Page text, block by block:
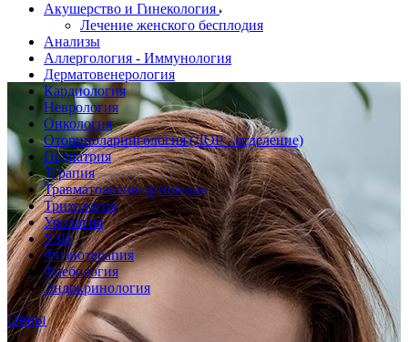
Акушерство и Гинекология
Лечение женского бесплодия
Анализы
Аллергология - Иммунология
Дерматовенерология
Кардиология
Неврология
Онкология
Оториноларингология (ЛОР - отделение)
Педиатрия
Терапия
Травматология-ортопедия
Трихология
Урология
УЗИ
Физиотерапия
Флебология
Эндокринология
Цены